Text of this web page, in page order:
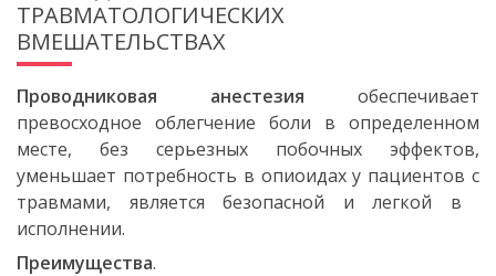
ТРАВМАТОЛОГИЧЕСКИХ
ВМЕШАТЕЛЬСТВАХ
Проводниковая анестезия обеспечивает
превосходное облегчение боли в определенном
месте, без серьезных побочных эффектов,
уменьшает потребность в опиоидах у пациентов с
травмами, является безопасной и легкой в ​​
исполнении.
Преимущества.